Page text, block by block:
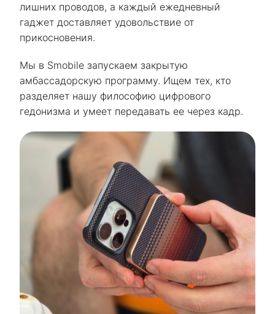
лишних проводов, а каждый ежедневный
гаджет доставляет удовольствие от
прикосновения.
Мы в Smobile запускаем закрытую
амбассадорскую программу. Ищем тех, кто
разделяет нашу философию цифрового
гедонизма и умеет передавать ее через кадр.